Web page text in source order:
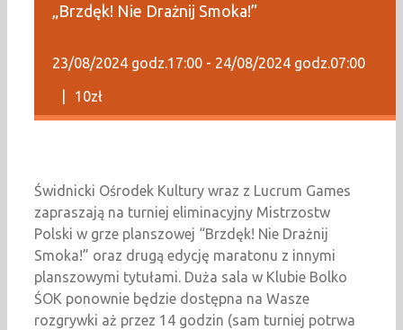
„Brzdęk! Nie Drażnij Smoka!”
23/08/2024 godz.17:00 - 24/08/2024 godz.07:00
10zł
Świdnicki Ośrodek Kultury wraz z Lucrum Games
zapraszają na turniej eliminacyjny Mistrzostw
Polski w grze planszowej “Brzdęk! Nie Drażnij
Smoka!” oraz drugą edycję maratonu z innymi
planszowymi tytułami. Duża sala w Klubie Bolko
ŚOK ponownie będzie dostępna na Wasze
rozgrywki aż przez 14 godzin (sam turniej potrwa